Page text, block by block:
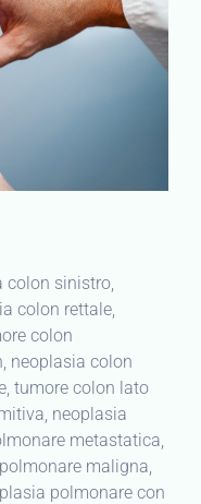
colon sinistro,
colon rettale,
colon
neoplasia colon
tumore colon lato
neoplasia
metastatica,
maligna,
polmonare con